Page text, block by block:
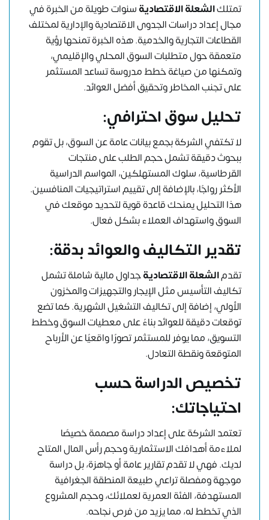
تمتلكالشعلة الاقتصاديةسنوات طويلة من الخبرة في
مجال إعداد دراسات الجدوى الاقتصادية والإدارية لمختلف
القطاعات التجارية والخدمية. هذه الخبرة تمنحها رؤية
متعمقة حول متطلبات السوق المحلي والإقليمي،
وتمكنها من صياغة خطط مدروسة تساعد المستثمر
على تجنب المخاطر وتحقيق أفضل العوائد.
تحليل سوق احترافي:
لا تكتفي الشركة بجمع بيانات عامة عن السوق، بل تقوم
ببحوث دقيقة تشمل حجم الطلب على منتجات
القرطاسية، سلوك المستهلكين، المواسم الدراسية
الأكثر رواجًا، بالإضافة إلى تقييم استراتيجيات المنافسين.
هذا التحليل يمنحك قاعدة قوية لتحديد موقعك في
السوق واستهداف العملاء بشكل فعال.
تقدير التكاليف والعوائد بدقة:
تقدمالشعلة الاقتصاديةجداول مالية شاملة تشمل
تكاليف التأسيس مثل الإيجار والتجهيزات والمخزون
الأولي، إضافة إلى تكاليف التشغيل الشهرية. كما تضع
توقعات دقيقة للعوائد بناءً على معطيات السوق وخطط
التسويق، مما يوفر للمستثمر تصورًا واقعيًا عن الأرباح
المتوقعة ونقطة التعادل.
تخصيص الدراسة حسب
احتياجاتك:
تعتمد الشركة على إعداد دراسة مصممة خصيصًا
لملاءمة أهدافك الاستثمارية وحجم رأس المال المتاح
لديك. فهي لا تقدم تقارير عامة أو جاهزة، بل دراسة
موجهة ومفصلة تراعي طبيعة المنطقة الجغرافية
المستهدفة، الفئة العمرية لعملائك، وحجم المشروع
الذي تخطط له، مما يزيد من فرص نجاحه.